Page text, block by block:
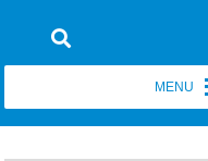
Sport&Impianti